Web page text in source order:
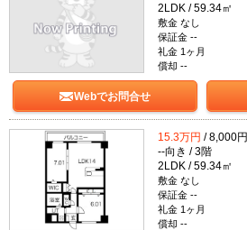
2LDK / 59.34㎡
敷金 なし
保証金 --
礼金 1ヶ月
償却 --
Webでお問合せ
15.3万円 / 8,000円
--向き / 3階
2LDK / 59.34㎡
敷金 なし
保証金 --
礼金 1ヶ月
償却 --